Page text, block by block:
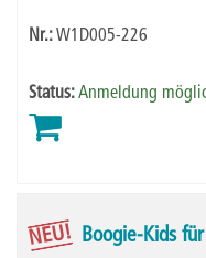
Nr.:W1D005-226
Status:Anmeldung
NEU! Boogie-Kids